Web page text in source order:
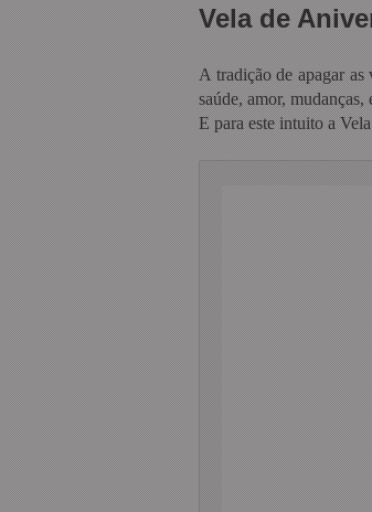
Vela de
A tradição de apagar
saúde, amor, mudanças,
E para este intuito a